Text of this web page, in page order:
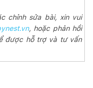
chỉnh sửa bài, xin vui
, hoặc phản hồi
được hỗ trợ và tư vấn